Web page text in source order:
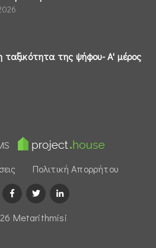
της ψήφου- Α' μέρος
Πολιτική Απορρήτου
Μetarithmisi